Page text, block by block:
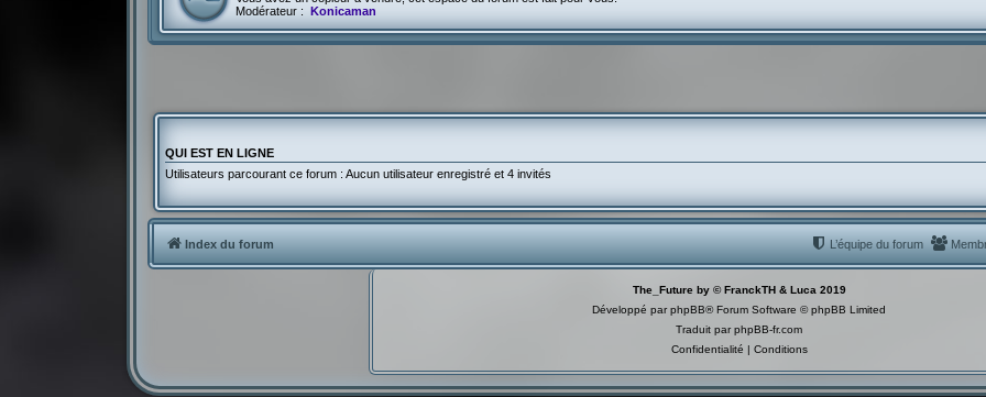
Modérateur :
Konicaman
QUI EST EN LIGNE
Utilisateurs parcourant ce forum : Aucun utilisateur enregistré et 4 invités
Index du forum L’équipe du forum
The_Future by © FranckTH & Luca 2019
Développé parphpBB® Forum Software © phpBB Limited
Traduit parphpBB-fr.com
Confidentialité | Conditions